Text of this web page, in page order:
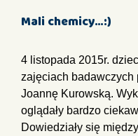
Mali chemicy…:)
4 listopada 2015r.
zajęciach badawczych
Joannę Kurowską.
oglądały bardzo
Dowiedziały się